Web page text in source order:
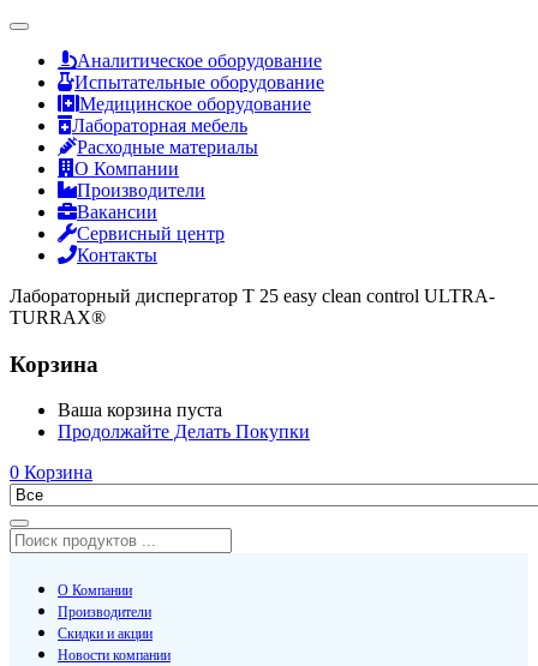
Аналитическое оборудование
Испытательные оборудование
Медицинское оборудование
Лабораторная мебель
Расходные материалы
О Компании
Производители
Вакансии
Сервисный центр
Контакты
Лабораторный диспергатор T 25 easy clean control ULTRA-
TURRAX®
Корзина
Ваша корзина пуста
Продолжайте Делать Покупки
0 Корзина
О Компании
Производители
Скидки и акции
Новости компании